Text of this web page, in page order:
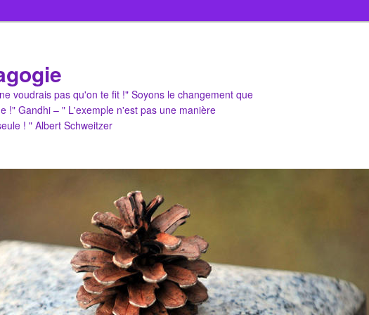
voudrais pas qu'on te fit !" Soyons le changement que
!" Gandhi – " L'exemple n'est pas une manière
! " Albert Schweitzer